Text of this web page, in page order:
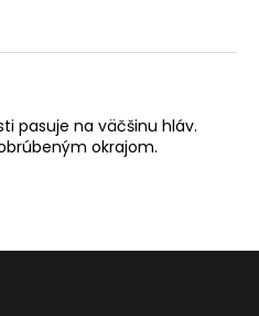
pasuje na väčšinu hláv.
okrajom.